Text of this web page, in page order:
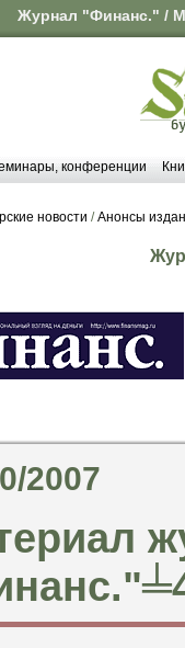
Журнал "Финанс." /
конференции
новости /Анонсы
2007